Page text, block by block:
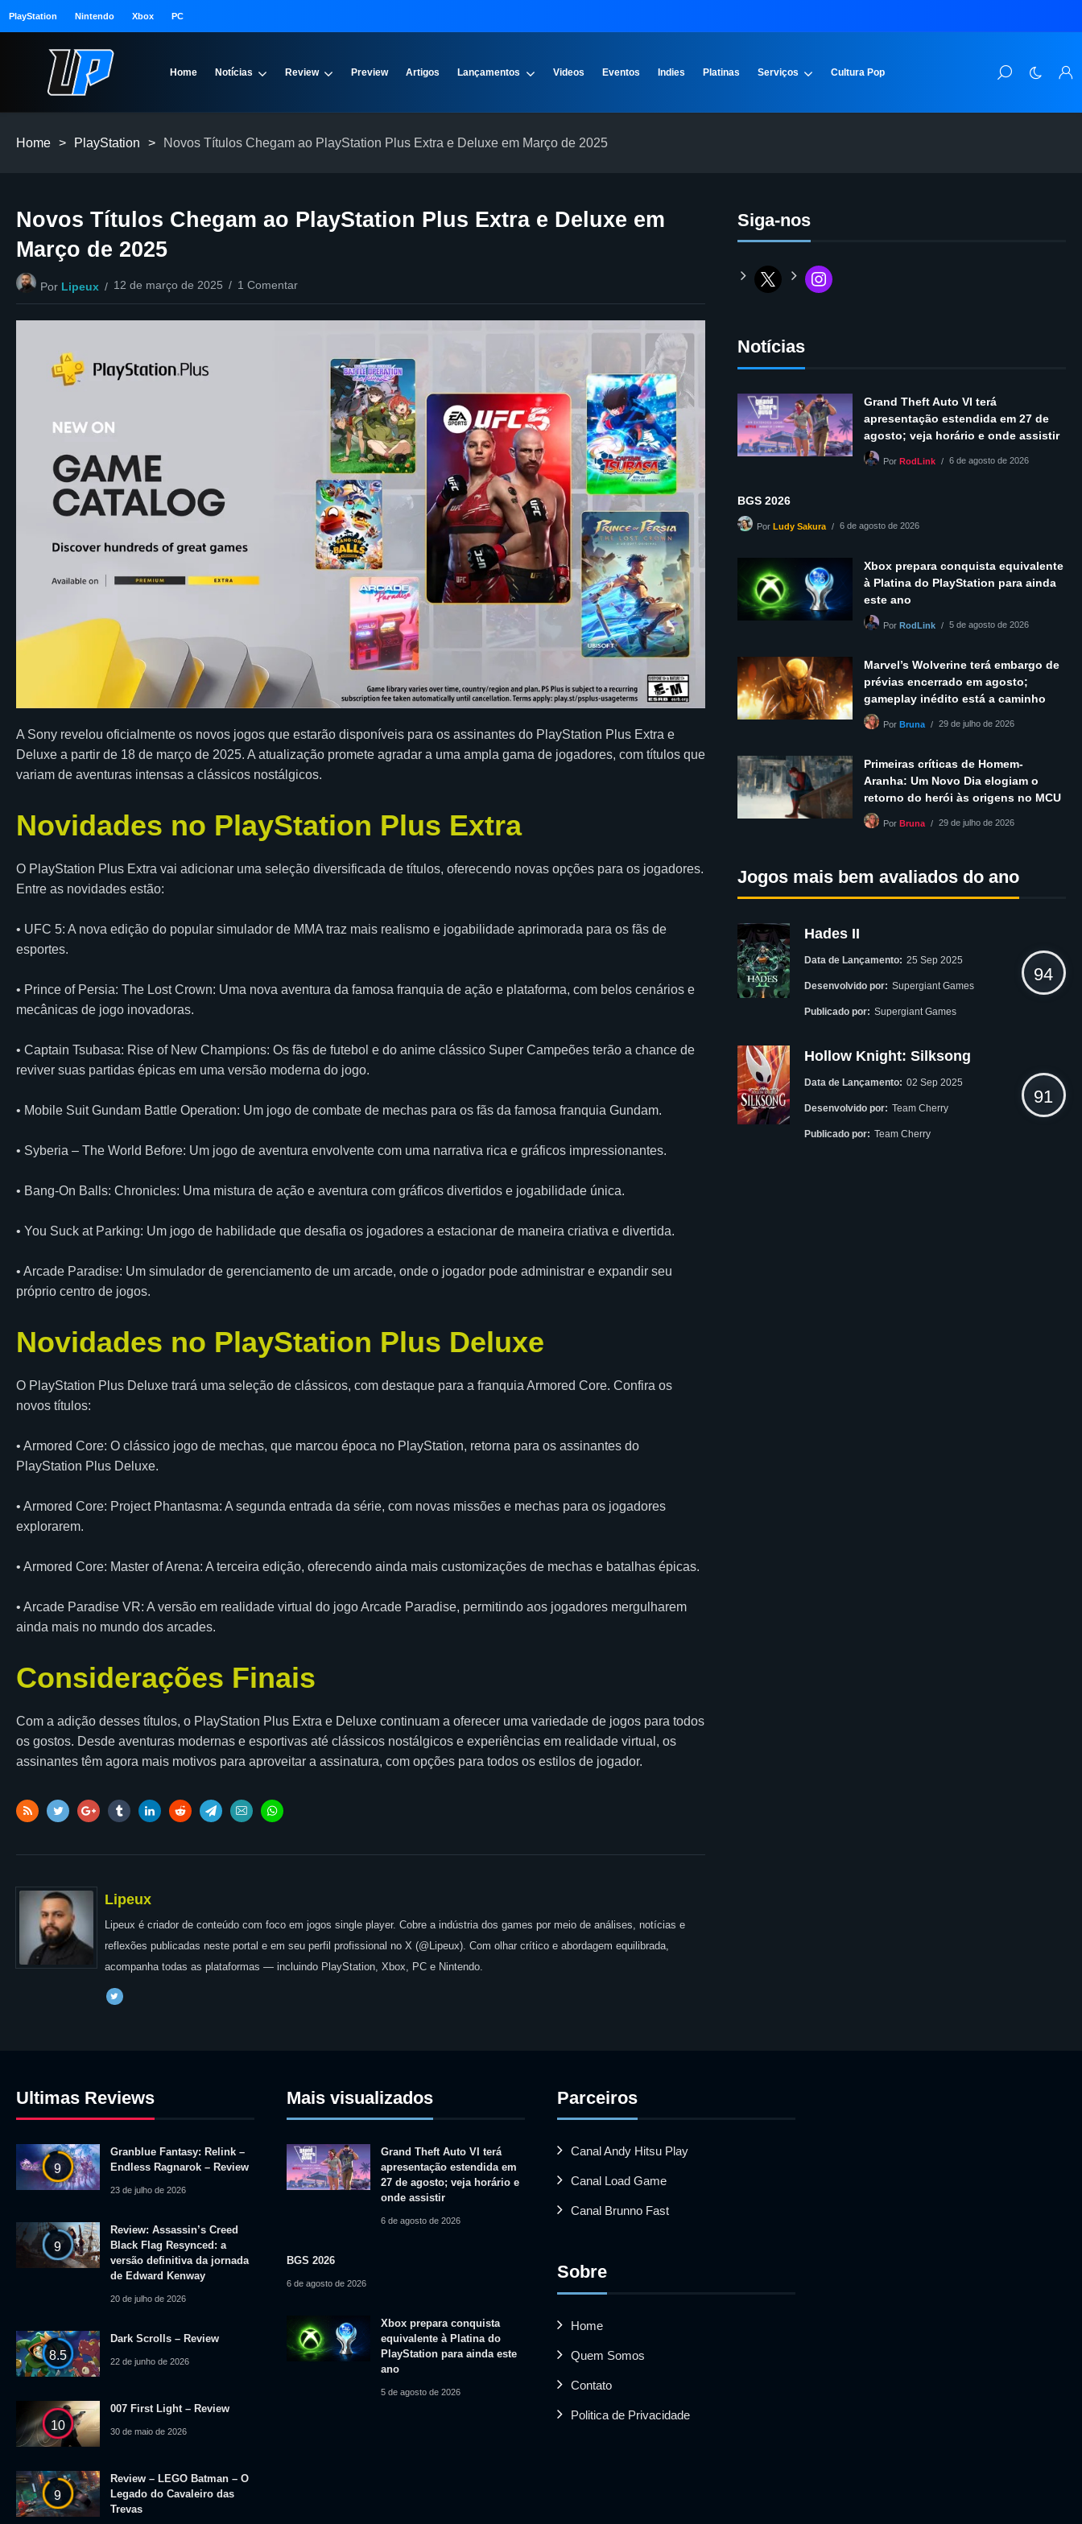
PlayStation Nintendo Xbox PC
Home Notícias Review Preview Artigos Lançamentos Videos Eventos Indies Platinas Serviços Cultura Pop
Home > PlayStation > Novos Títulos Chegam ao PlayStation Plus Extra e Deluxe em Março de 2025
Novos Títulos Chegam ao PlayStation Plus Extra e Deluxe em
Março de 2025
Por Lipeux 12 de março de 2025 1 Comentar
A Sony revelou oficialmente os novos jogos que estarão disponíveis para os assinantes do PlayStation Plus Extra e
Deluxe a partir de 18 de março de 2025. A atualização promete agradar a uma ampla gama de jogadores, com títulos que
variam de aventuras intensas a clássicos nostálgicos.
Novidades no PlayStation Plus Extra
O PlayStation Plus Extra vai adicionar uma seleção diversificada de títulos, oferecendo novas opções para os jogadores.
Entre as novidades estão:
• UFC 5: A nova edição do popular simulador de MMA traz mais realismo e jogabilidade aprimorada para os fãs de
esportes.
• Prince of Persia: The Lost Crown: Uma nova aventura da famosa franquia de ação e plataforma, com belos cenários e
mecânicas de jogo inovadoras.
• Captain Tsubasa: Rise of New Champions: Os fãs de futebol e do anime clássico Super Campeões terão a chance de
reviver suas partidas épicas em uma versão moderna do jogo.
• Mobile Suit Gundam Battle Operation: Um jogo de combate de mechas para os fãs da famosa franquia Gundam.
• Syberia – The World Before: Um jogo de aventura envolvente com uma narrativa rica e gráficos impressionantes.
• Bang-On Balls: Chronicles: Uma mistura de ação e aventura com gráficos divertidos e jogabilidade única.
• You Suck at Parking: Um jogo de habilidade que desafia os jogadores a estacionar de maneira criativa e divertida.
• Arcade Paradise: Um simulador de gerenciamento de um arcade, onde o jogador pode administrar e expandir seu
próprio centro de jogos.
Novidades no PlayStation Plus Deluxe
O PlayStation Plus Deluxe trará uma seleção de clássicos, com destaque para a franquia Armored Core. Confira os
novos títulos:
• Armored Core: O clássico jogo de mechas, que marcou época no PlayStation, retorna para os assinantes do
PlayStation Plus Deluxe.
• Armored Core: Project Phantasma: A segunda entrada da série, com novas missões e mechas para os jogadores
explorarem.
• Armored Core: Master of Arena: A terceira edição, oferecendo ainda mais customizações de mechas e batalhas épicas.
• Arcade Paradise VR: A versão em realidade virtual do jogo Arcade Paradise, permitindo aos jogadores mergulharem
ainda mais no mundo dos arcades.
Considerações Finais
Com a adição desses títulos, o PlayStation Plus Extra e Deluxe continuam a oferecer uma variedade de jogos para todos
os gostos. Desde aventuras modernas e esportivas até clássicos nostálgicos e experiências em realidade virtual, os
assinantes têm agora mais motivos para aproveitar a assinatura, com opções para todos os estilos de jogador.
Lipeux
Lipeux é criador de conteúdo com foco em jogos single player. Cobre a indústria dos games por meio de análises, notícias e
reflexões publicadas neste portal e em seu perfil profissional no X (@Lipeux). Com olhar crítico e abordagem equilibrada,
acompanha todas as plataformas — incluindo PlayStation, Xbox, PC e Nintendo.
Siga-nos
Notícias
Grand Theft Auto VI terá
apresentação estendida em 27 de
agosto; veja horário e onde assistir
PorRodLink 6 de agosto de 2026
BGS 2026
PorLudy Sakura 6 de agosto de 2026
Xbox prepara conquista equivalente
à Platina do PlayStation para ainda
este ano
PorRodLink 5 de agosto de 2026
Marvel’s Wolverine terá embargo de
prévias encerrado em agosto;
gameplay inédito está a caminho
PorBruna 29 de julho de 2026
Primeiras críticas de Homem-
Aranha: Um Novo Dia elogiam o
retorno do herói às origens no MCU
PorBruna 29 de julho de 2026
Jogos mais bem avaliados do ano
Hades II
Data de Lançamento: 25 Sep 2025
Desenvolvido por: Supergiant Games
Publicado por: Supergiant Games
94
Hollow Knight: Silksong
Data de Lançamento: 02 Sep 2025
Desenvolvido por: Team Cherry
Publicado por: Team Cherry
91
Ultimas Reviews
9
Granblue Fantasy: Relink –
Endless Ragnarok – Review
23 de julho de 2026
9
Review: Assassin’s Creed
Black Flag Resynced: a
versão definitiva da jornada
de Edward Kenway
20 de julho de 2026
8.5
Dark Scrolls – Review
22 de junho de 2026
10
007 First Light – Review
30 de maio de 2026
9
Review – LEGO Batman – O
Legado do Cavaleiro das
Trevas
Mais visualizados
Grand Theft Auto VI terá
apresentação estendida em
27 de agosto; veja horário e
onde assistir
6 de agosto de 2026
BGS 2026
6 de agosto de 2026
Xbox prepara conquista
equivalente à Platina do
PlayStation para ainda este
ano
5 de agosto de 2026
Parceiros
Canal Andy Hitsu Play
Canal Load Game
Canal Brunno Fast
Sobre
Home
Quem Somos
Contato
Politica de Privacidade